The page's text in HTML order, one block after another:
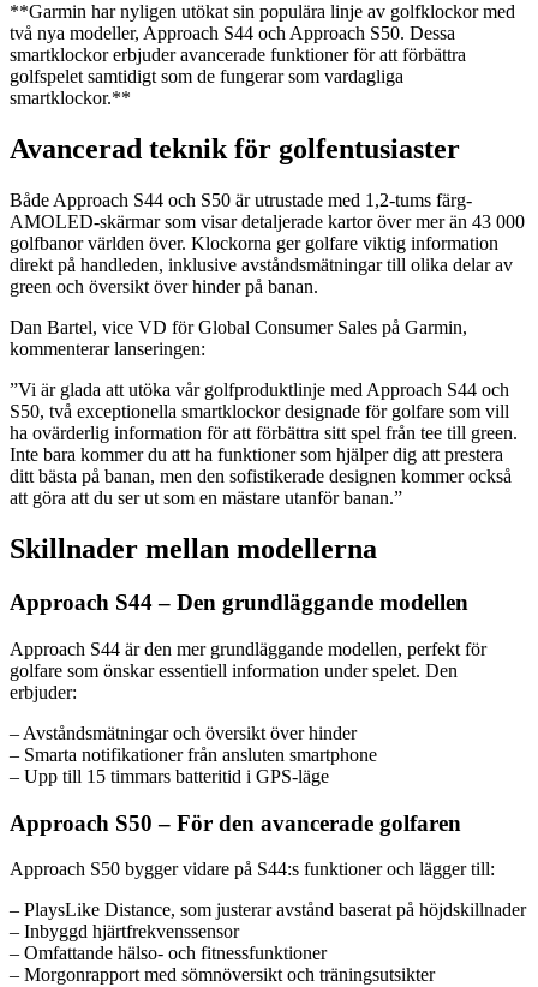
**Garmin har nyligen utökat sin populära linje av golfklockor med
två nya modeller, Approach S44 och Approach S50. Dessa
smartklockor erbjuder avancerade funktioner för att förbättra
golfspelet samtidigt som de fungerar som vardagliga
smartklockor.**
Avancerad teknik för golfentusiaster
Både Approach S44 och S50 är utrustade med 1,2-tums färg-
AMOLED-skärmar som visar detaljerade kartor över mer än 43 000
golfbanor världen över. Klockorna ger golfare viktig information
direkt på handleden, inklusive avståndsmätningar till olika delar av
green och översikt över hinder på banan.
Dan Bartel, vice VD för Global Consumer Sales på Garmin,
kommenterar lanseringen:
”Vi är glada att utöka vår golfproduktlinje med Approach S44 och
S50, två exceptionella smartklockor designade för golfare som vill
ha ovärderlig information för att förbättra sitt spel från tee till green.
Inte bara kommer du att ha funktioner som hjälper dig att prestera
ditt bästa på banan, men den sofistikerade designen kommer också
att göra att du ser ut som en mästare utanför banan.”
Skillnader mellan modellerna
Approach S44 – Den grundläggande modellen
Approach S44 är den mer grundläggande modellen, perfekt för
golfare som önskar essentiell information under spelet. Den
erbjuder:
– Avståndsmätningar och översikt över hinder
– Smarta notifikationer från ansluten smartphone
– Upp till 15 timmars batteritid i GPS-läge
Approach S50 – För den avancerade golfaren
Approach S50 bygger vidare på S44:s funktioner och lägger till:
– PlaysLike Distance, som justerar avstånd baserat på höjdskillnader
– Inbyggd hjärtfrekvenssensor
– Omfattande hälso- och fitnessfunktioner
– Morgonrapport med sömnöversikt och träningsutsikter